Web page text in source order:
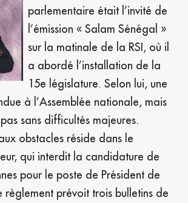
parlementaire était l’invité de
l’émission « Salam Sénégal »
sur la matinale de la RSI, où il
a abordé l’installation de la
15e législature. Selon lui, une
à l’Assemblée nationale, mais
sans difficultés majeures.
obstacles réside dans le
qui interdit la candidature de
pour le poste de Président de
règlement prévoit trois bulletins de